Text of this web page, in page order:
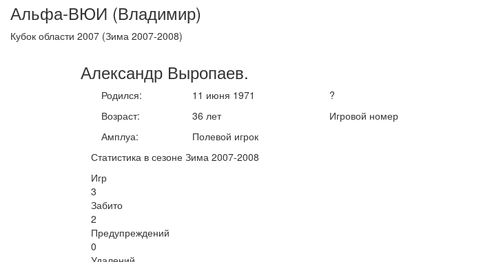
Альфа-ВЮИ (Владимир)
Кубок области 2007 (Зима 2007-2008)
Александр Выропаев.
Родился:
Возраст:
Амплуа:
11 июня 1971
36 лет
Полевой игрок
?
Игровой номер
Статистика в сезоне Зима 2007-2008
Игр
3
Забито
2
Предупреждений
0